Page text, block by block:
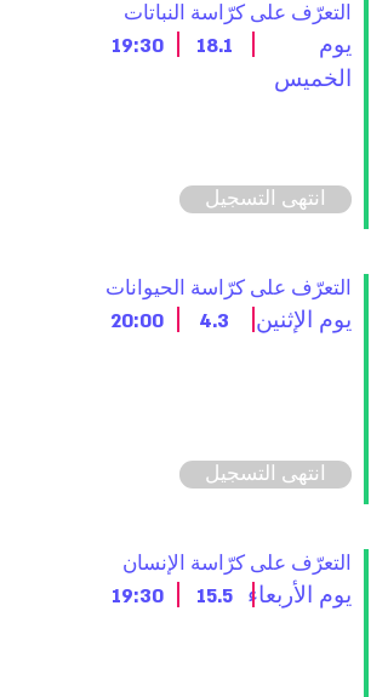
التعرّف على كرّاسة النباتات
يوم
الخميس
18.1
19:30
انتهى التسجيل
التعرّف على كرّاسة الحيوانات
يوم الإثنين 4.3
20:00
انتهى التسجيل
التعرّف على كرّاسة الإنسان
يوم الأربعاء 15.5
19:30